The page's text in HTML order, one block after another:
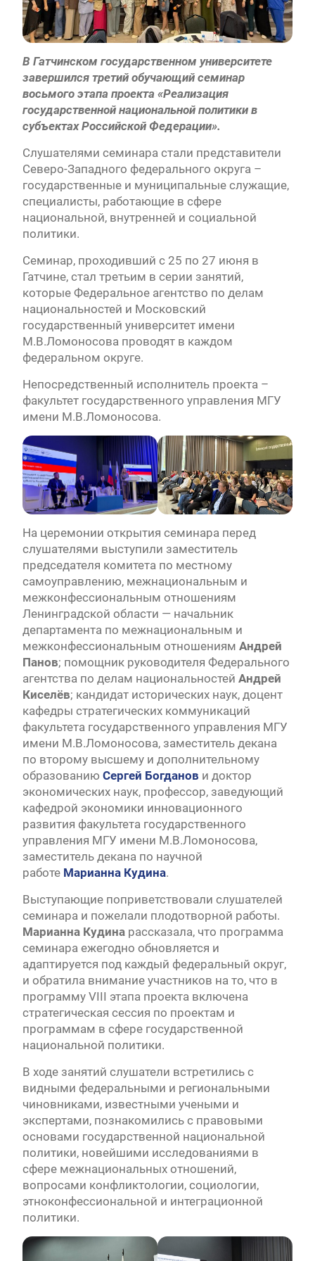
В Гатчинском государственном университете
завершился третий обучающий семинар
восьмого этапа проекта «Реализация
государственной национальной политики в
субъектах Российской Федерации».
Слушателями семинара стали представители
Северо-Западного федерального округа –
государственные и муниципальные служащие,
специалисты, работающие в сфере
национальной, внутренней и социальной
политики.
Семинар, проходивший с 25 по 27 июня в
Гатчине, стал третьим в серии занятий,
которые Федеральное агентство по делам
национальностей и Московский
государственный университет имени
М.В.Ломоносова проводят в каждом
федеральном округе.
Непосредственный исполнитель проекта –
факультет государственного управления МГУ
имени М.В.Ломоносова.
На церемонии открытия семинара перед
слушателями выступили заместитель
председателя комитета по местному
самоуправлению, межнациональным и
межконфессиональным отношениям
Ленинградской области — начальник
департамента по межнациональным и
межконфессиональным отношениям Андрей
Панов; помощник руководителя Федерального
агентства по делам национальностей Андрей
Киселёв; кандидат исторических наук, доцент
кафедры стратегических коммуникаций
факультета государственного управления МГУ
имени М.В.Ломоносова, заместитель декана
по второму высшему и дополнительному
образованию Сергей Богданов и доктор
экономических наук, профессор, заведующий
кафедрой экономики инновационного
развития факультета государственного
управления МГУ имени М.В.Ломоносова,
заместитель декана по научной
работе Марианна Кудина.
Выступающие поприветствовали слушателей
семинара и пожелали плодотворной работы.
Марианна Кудинарассказала, что программа
семинара ежегодно обновляется и
адаптируется под каждый федеральный округ,
и обратила внимание участников на то, что в
программу VIII этапа проекта включена
стратегическая сессия по проектам и
программам в сфере государственной
национальной политики.
В ходе занятий слушатели встретились с
видными федеральными и региональными
чиновниками, известными учеными и
экспертами, познакомились с правовыми
основами государственной национальной
политики, новейшими исследованиями в
сфере межнациональных отношений,
вопросами конфликтологии, социологии,
этноконфессиональной и интеграционной
политики.